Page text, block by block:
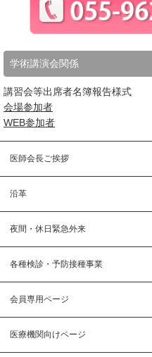
学術講演会関係
講習会等出席者名簿報告様式
会場参加者
WEB参加者
医師会長ご挨拶
沿革
夜間・休日緊急外来
各種検診・予防接種事業
会員専用ページ
医療機関向けページ